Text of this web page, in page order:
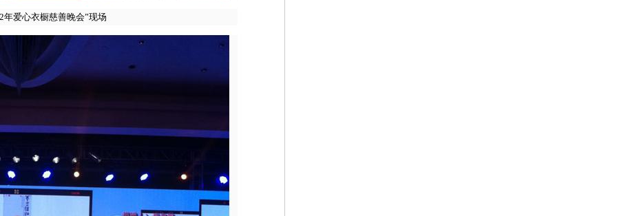
年爱心衣橱慈善晚会”现场